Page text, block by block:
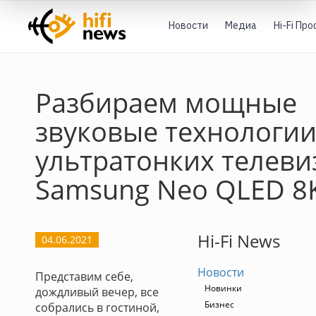
Новости Медиа Hi-Fi
Разбираем мощные
звуковые
ультратонких
Samsung Neo QLED
04.06.2021
Представим себе,
дождливый вечер, все
собрались в гостиной,
Hi-Fi News
Новости
Новинки
Бизнес